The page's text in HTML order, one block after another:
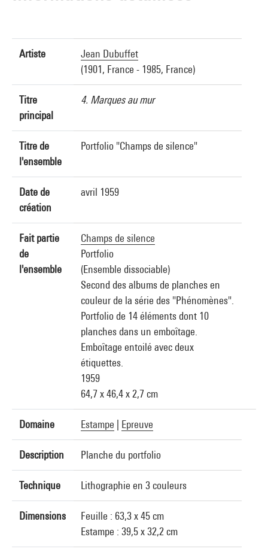
Artiste
Jean Dubuffet
(1901, France - 1985, France)
Titre
principal
4. Marques au mur
Titre de
l'ensemble
Portfolio "Champs de silence"
Date de
création
avril 1959
Fait partie
de
l'ensemble
Champs de silence
Portfolio
(Ensemble dissociable)
Second des albums de planches en
couleur de la série des "Phénomènes".
Portfolio de 14 éléments dont 10
planches dans un emboîtage.
Emboîtage entoilé avec deux
étiquettes.
1959
64,7 x 46,4 x 2,7 cm
Domaine Estampe Epreuve
Description Planche du portfolio
Technique Lithographie en 3 couleurs
Dimensions
Feuille : 63,3 x 45 cm
Estampe : 39,5 x 32,2 cm